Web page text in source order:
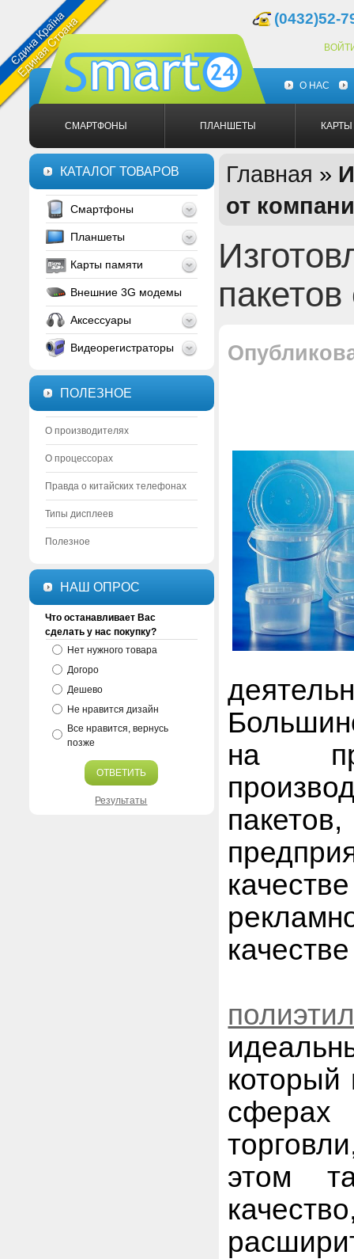
(0432)52-
О НАС
СМАРТФОНЫ ПЛАНШЕТЫ
КАТАЛОГ ТОВАРОВ
Смартфоны
Планшеты
Карты памяти
Внешние 3G модемы
Аксессуары
Видеорегистраторы
ПОЛЕЗНОЕ
О производителях
О процессорах
Правда о китайских телефонах
Типы дисплеев
Полезное
НАШ ОПРОС
Что останавливает Вас
сделать у нас покупку?
Нет нужного товара
Догоро
Дешево
Не нравится дизайн
Все нравится, вернусь
позже
ОТВЕТИТЬ
Результаты
Главная »
от
на
который
сферах
этом